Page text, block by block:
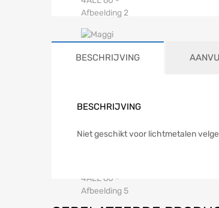
BESCHRIJVING
BESCHRIJVING
Niet geschikt voor lichtmetalen